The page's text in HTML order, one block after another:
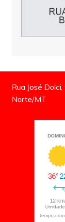
Rua José
Norte/MT